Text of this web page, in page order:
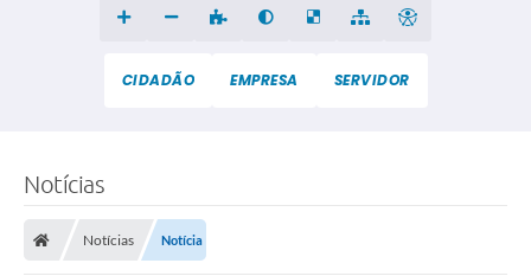
CIDADÃO EMPRESA SERVIDOR
Notícias
Notícias Notícia